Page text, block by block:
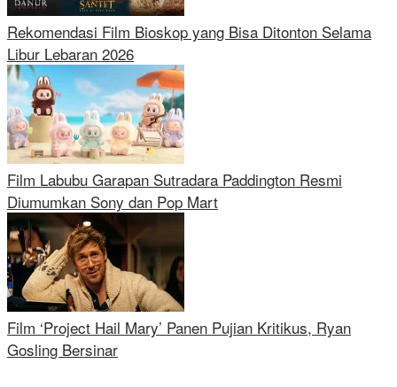
Rekomendasi Film Bioskop yang Bisa Ditonton Selama
Libur Lebaran 2026
Film Labubu Garapan Sutradara Paddington Resmi
Diumumkan Sony dan Pop Mart
Film ‘Project Hail Mary’ Panen Pujian Kritikus, Ryan
Gosling Bersinar